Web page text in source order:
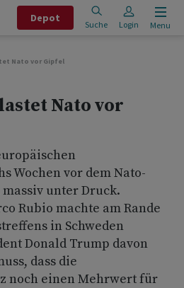
Depot
Suche Login Menu
Nato vor Gipfel
Nato vor
Wochen vor dem Nato-
unter Druck.
Rubio machte am Rande
in Schweden
Donald Trump davon
dass die
noch einen Mehrwert für